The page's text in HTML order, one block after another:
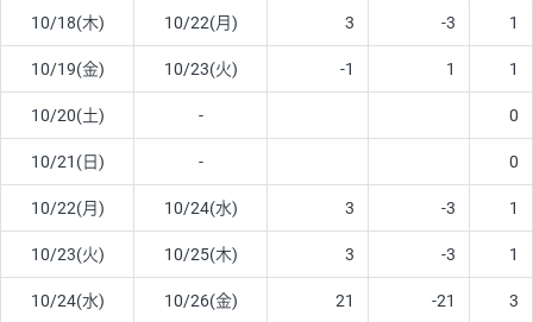
10/18(木) 10/22(月) 3 -3 1
10/19(金) 10/23(火) -1 1 1
10/20(土) - 0
10/21(日) - 0
10/22(月) 10/24(水) 3 -3 1
10/23(火) 10/25(木) 3 -3 1
10/24(水) 10/26(金) 21 -21 3